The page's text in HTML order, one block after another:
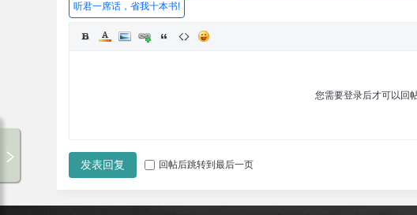
听君一席话，省我十本书!
您需要登录后才可以回
发表回复 回帖后跳转到最后一页
专辑循环